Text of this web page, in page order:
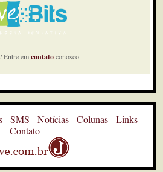
Entre emcontatoconosco.
SMS Notícias Colunas
Links
Contato